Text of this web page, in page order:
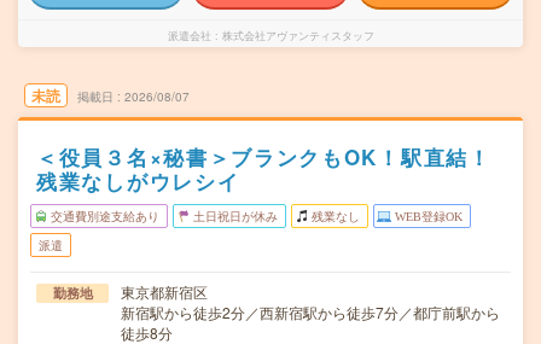
派遣会社 株式会社アヴァンティスタッフ
未読 掲載日 2026/08/07
＜役員３名×秘書＞ブランクもOK！駅直結！
残業なしがウレシイ
交通費別途支給あり 土日祝日が休み 残業なし WEB登録OK
派遣
勤務地
東京都新宿区
新宿駅から徒歩2分／西新宿駅から徒歩7分／都庁前駅から
徒歩8分